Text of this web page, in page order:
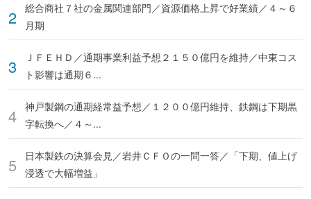
総合商社７社の金属関連部門／資源価格上昇で好業績／４～６
月期
ＪＦＥＨＤ／通期事業利益予想２１５０億円を維持／中東コス
ト影響は通期６...
神戸製鋼の通期経常益予想／１２００億円維持、鉄鋼は下期黒
字転換へ／４～...
日本製鉄の決算会見／岩井ＣＦＯの一問一答／「下期、値上げ
浸透で大幅増益」